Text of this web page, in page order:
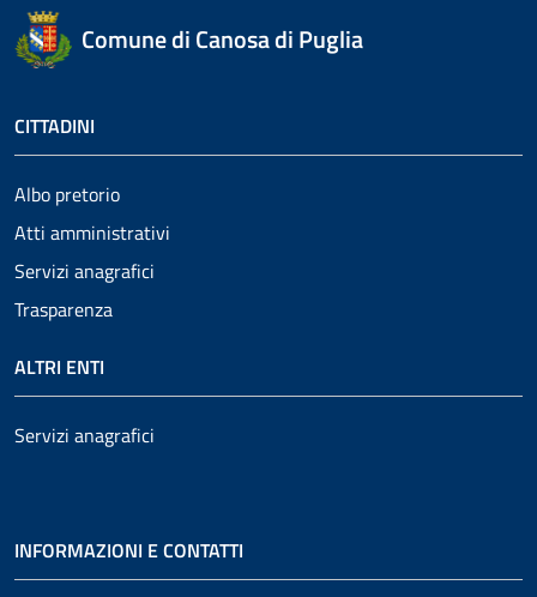
Comune di Canosa di Puglia
CITTADINI
Albo pretorio
Atti amministrativi
Servizi anagrafici
Trasparenza
ALTRI ENTI
Servizi anagrafici
INFORMAZIONI E CONTATTI